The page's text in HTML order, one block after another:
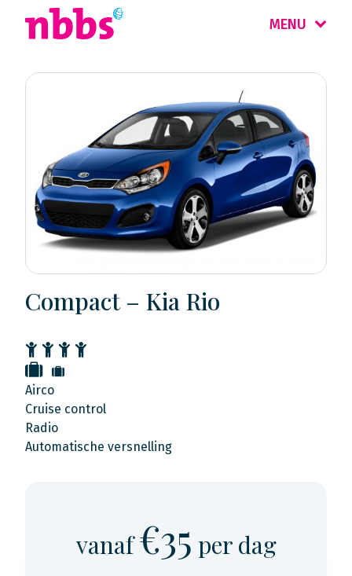
MENU
Compact – Kia Rio
Airco
Cruise control
Radio
Automatische versnelling
vanaf€35 per dag